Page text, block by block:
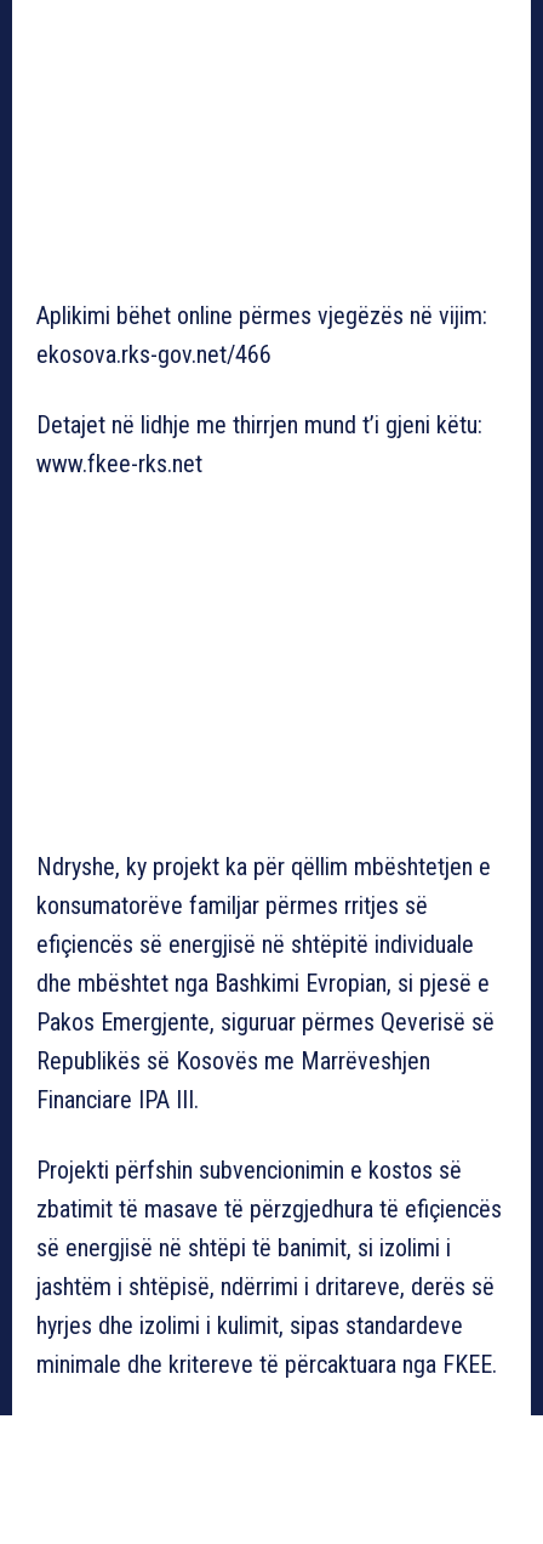
Aplikimi bëhet online përmes vjegëzës në vijim:
ekosova.rks-gov.net/466
Detajet në lidhje me thirrjen mund t’i gjeni këtu:
www.fkee-rks.net
Ndryshe, ky projekt ka për qëllim mbështetjen e
konsumatorëve familjar përmes rritjes së
efiçiencës së energjisë në shtëpitë individuale
dhe mbështet nga Bashkimi Evropian, si pjesë e
Pakos Emergjente, siguruar përmes Qeverisë së
Republikës së Kosovës me Marrëveshjen
Financiare IPA III.
Projekti përfshin subvencionimin e kostos së
zbatimit të masave të përzgjedhura të efiçiencës
së energjisë në shtëpi të banimit, si izolimi i
jashtëm i shtëpisë, ndërrimi i dritareve, derës së
hyrjes dhe izolimi i kulimit, sipas standardeve
minimale dhe kritereve të përcaktuara nga FKEE.